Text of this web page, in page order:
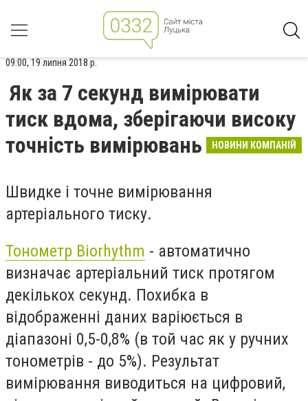
09:00, 19 липня 2018 р.
Як за 7 секунд вимірювати
тиск вдома, зберігаючи високу
точність вимірювань
НОВИНИ КОМПАНІЙ
Швидке і точне вимірювання
артеріального тиску.
Тонометр Biorhythm - автоматично
визначає артеріальний тиск протягом
декількох секунд. Похибка в
відображенні даних варіюється в
діапазоні 0,5-0,8% (в той час як у ручних
тонометрів - до 5%). Результат
вимірювання виводиться на цифровий,